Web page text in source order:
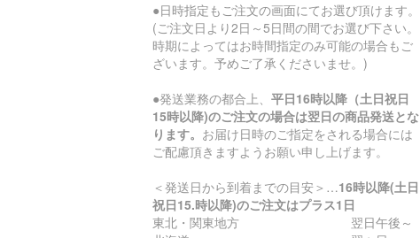
●日時指定もご注文の画面にてお選び頂けます。
(ご注文日より2日～5日間の間でお選び下さい。
時期によってはお時間指定のみ可能の場合もご
ざいます。予めご了承くださいませ。)
●発送業務の都合上、 平日16時以降（土日祝日
15時以降)のご注文の場合は翌日の商品発送とな
ります。 お届け日時のご指定をされる場合には
ご配慮頂きますようお願い申し上げます。
＜発送日から到着までの目安＞…16時以降(土日
祝日15.時以降)のご注文はプラス1日
東北・関東地方 翌日午後～